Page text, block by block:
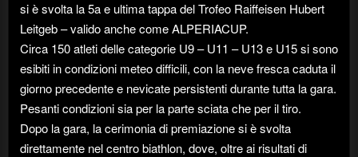
si è svolta la 5a e ultima tappa del Trofeo Raiffeisen Hubert
Leitgeb – valido anche come ALPERIACUP.
Circa 150 atleti delle categorie U9 – U11 – U13 e U15 si sono
esibiti in condizioni meteo difficili, con la neve fresca caduta il
giorno precedente e nevicate persistenti durante tutta la gara.
Pesanti condizioni sia per la parte sciata che per il tiro.
Dopo la gara, la cerimonia di premiazione si è svolta
direttamente nel centro biathlon, dove, oltre ai risultati di